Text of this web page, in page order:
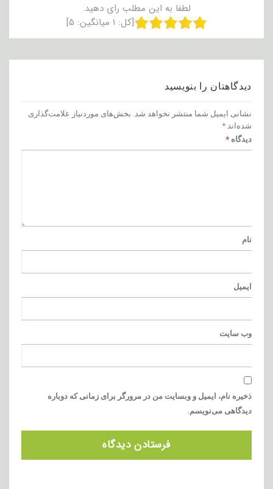
لطفا به این مطلب رای دهید.
[کل: ۱ میانگین: ۵]
دیدگاهتان را بنویسید
نشانی ایمیل شما منتشر نخواهد شد. بخش‌های موردنیاز علامت‌گذاری
شده‌اند *
دیدگاه *
نام
ایمیل
وب‌ سایت
ذخیره نام، ایمیل و وبسایت من در مرورگر برای زمانی که دوباره
دیدگاهی می‌نویسم.